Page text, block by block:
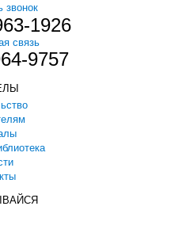
звонок
1926
связь
9757